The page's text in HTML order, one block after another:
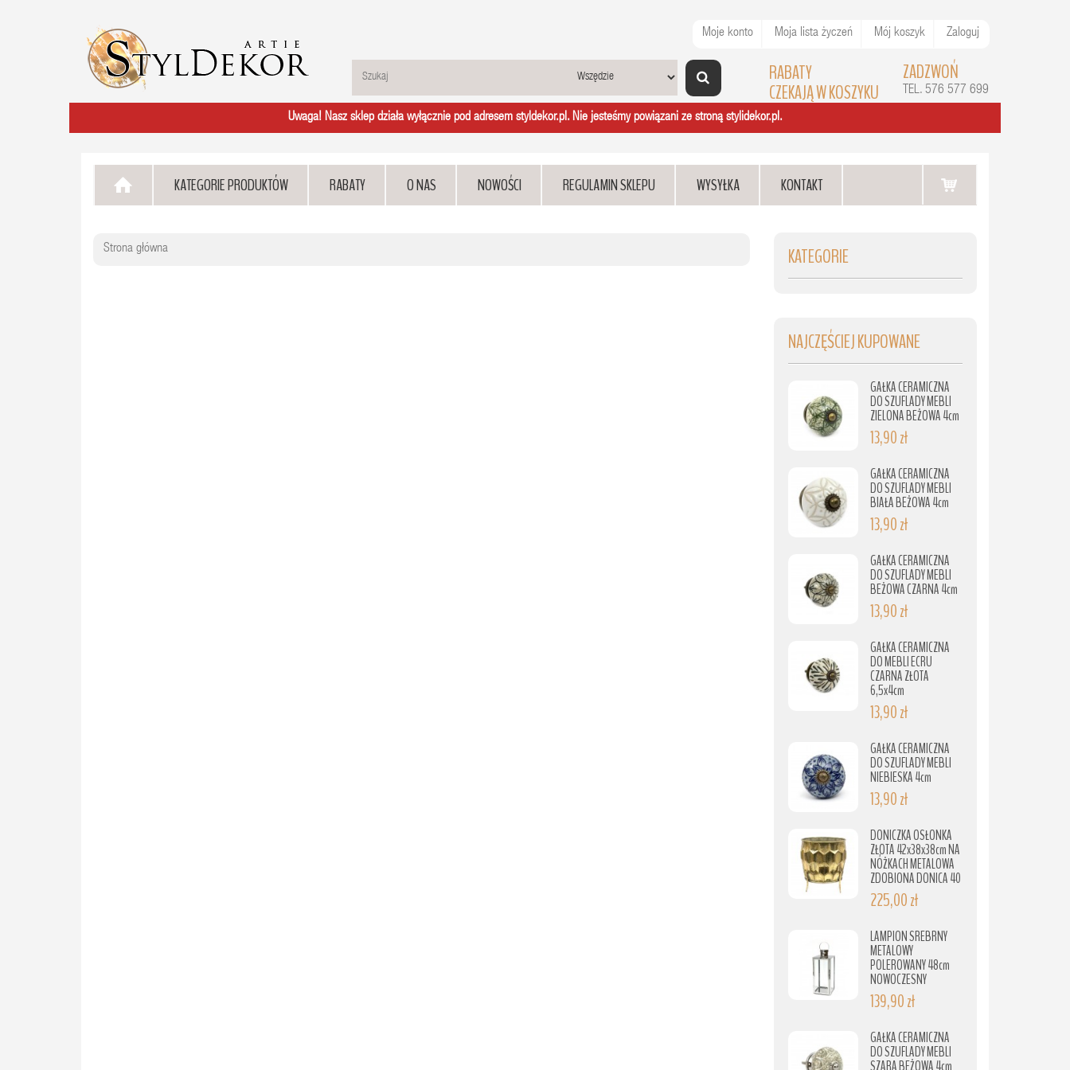
Moje konto Moja lista życzeń Mój koszyk Zaloguj
ZADZWOŃ
TEL. 576 577 699
RABATY
CZEKAJĄ W KOSZYKU
Uwaga! Nasz sklep działa wyłącznie pod adresem styldekor.pl. Nie jesteśmy powiązani ze stroną stylidekor.pl.
KATEGORIE PRODUKTÓW RABATY O NAS NOWOŚCI REGULAMIN SKLEPU WYSYŁKA KONTAKT
Strona główna KATEGORIE
NAJCZĘŚCIEJ KUPOWANE
GAŁKA CERAMICZNA
DO SZUFLADY MEBLI
ZIELONA BEŻOWA 4cm
13,90 zł
GAŁKA CERAMICZNA
DO SZUFLADY MEBLI
BIAŁA BEŻOWA 4cm
13,90 zł
GAŁKA CERAMICZNA
DO SZUFLADY MEBLI
BEŻOWA CZARNA 4cm
13,90 zł
GAŁKA CERAMICZNA
DO MEBLI ECRU
CZARNA ZŁOTA
6,5x4cm
13,90 zł
GAŁKA CERAMICZNA
DO SZUFLADY MEBLI
NIEBIESKA 4cm
13,90 zł
DONICZKA OSŁONKA
ZŁOTA 42x38x38cm NA
NÓŻKACH METALOWA
ZDOBIONA DONICA 40
225,00 zł
LAMPION SREBRNY
METALOWY
POLEROWANY 48cm
NOWOCZESNY
139,90 zł
GAŁKA CERAMICZNA
DO SZUFLADY MEBLI